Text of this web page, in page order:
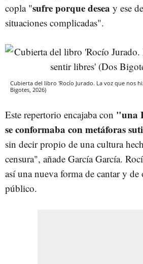
copla "sufre porque desea y ese
situaciones complicadas".
Cubierta del libro 'Rocío Jurado. La voz que nos
Bigotes, 2026)
Este repertorio encajaba con "una
se conformaba con metáforas
sin decir propio de una cultura
censura", añade García García.
así una nueva forma de cantar y de
público.